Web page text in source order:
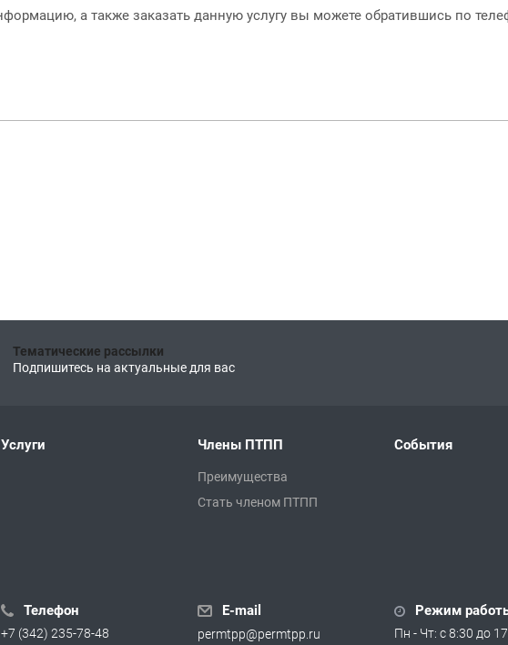
а также заказать данную услугу вы можете обратившись по
Тематические рассылки
Подпишитесь на актуальные для вас
Услуги Члены ПТПП
Преимущества
Стать членом ПТПП
События
Телефон
+7 (342) 235-78-48
E-mail
permtpp@permtpp.ru
Режим
Пн - Чт: с 8:30 до